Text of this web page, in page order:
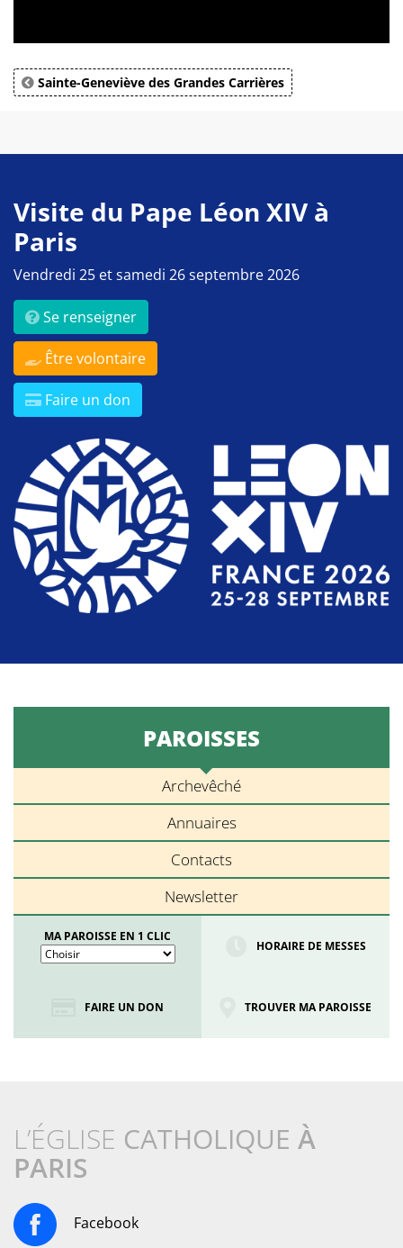
Sainte-Geneviève des Grandes Carrières
Visite du Pape Léon XIV à
Paris
Vendredi 25 et samedi 26 septembre 2026
Se renseigner
Être volontaire
Faire un don
PAROISSES
Archevêché
Annuaires
Contacts
Newsletter
MA PAROISSE EN 1 CLIC
HORAIRE DE MESSES
FAIRE UN DON TROUVER MA PAROISSE
L’ÉGLISE CATHOLIQUE À
PARIS
Facebook